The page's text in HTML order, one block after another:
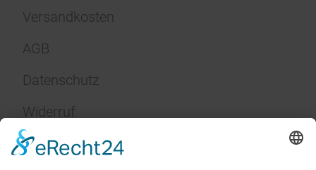
Versandkosten
AGB
Datenschutz
Widerruf
Impressum